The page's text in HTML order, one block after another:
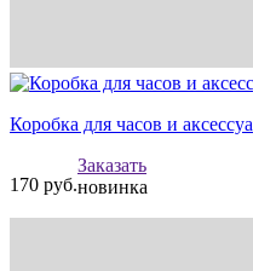
Коробка для часов и
170 руб.
Заказать
новинка